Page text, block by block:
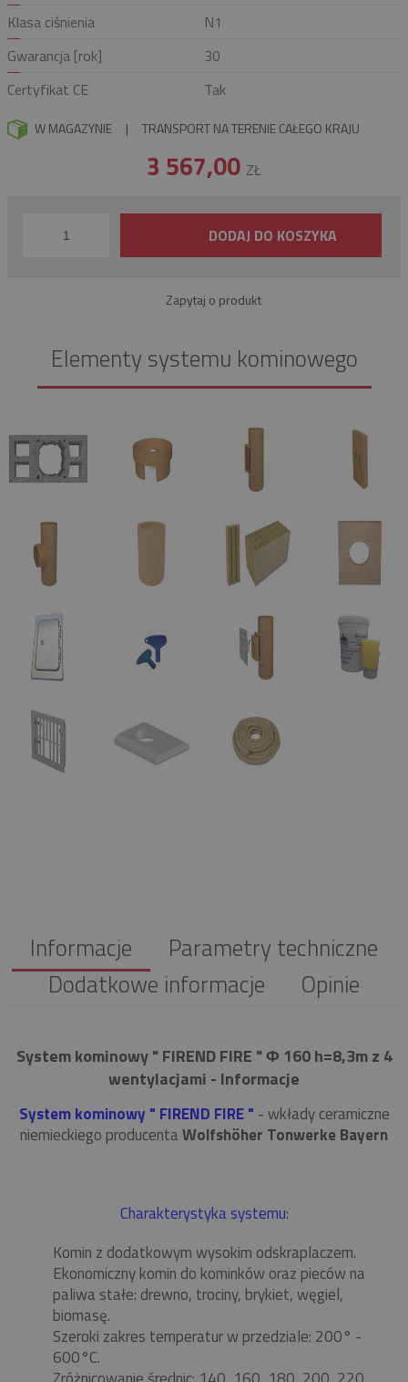
Klasa ciśnienia
N1
Gwarancja [rok]
30
Certyfikat CE
Tak
W MAGAZYNIE | TRANSPORT NA TERENIE CAŁEGO KRAJU
3 567,00 ZŁ
DODAJ DO KOSZYKA
Zapytaj o produkt
Elementy systemu kominowego
Informacje
Parametry techniczne
Dodatkowe informacje
Opinie
System kominowy " FIREND FIRE " Φ 160 h=8,3m z 4
wentylacjami - Informacje
System kominowy " FIREND FIRE " - wkłady ceramiczne
niemieckiego producentaWolfshöher Tonwerke Bayern
Charakterystyka systemu:
Komin z dodatkowym wysokim odskraplaczem.
Ekonomiczny komin do kominków oraz pieców na
paliwa stałe: drewno, trociny, brykiet, węgiel,
biomasę.
Szeroki zakres temperatur w przedziale: 200° -
600°C.